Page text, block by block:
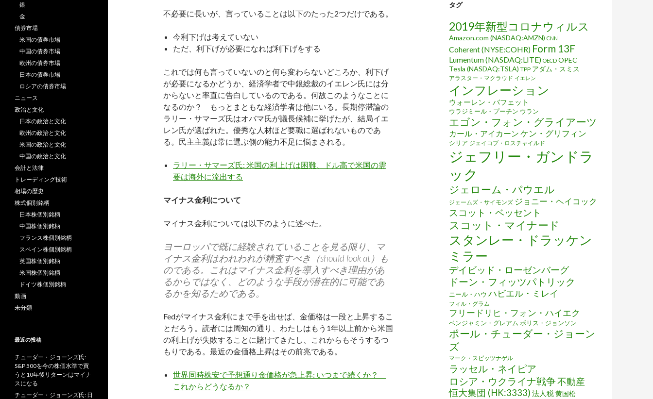
不必要に長いが、言っていることは以下のたった2つだけである。
今利下げは考えていない
ただ、利下げが必要になれば利下げをする
これでは何も言っていないのと何ら変わらないどころか、利下げ
が必要になるかどうか、経済学者で中銀総裁のイエレン氏には分
からないと率直に告白しているのである。何故このようなことに
なるのか？ もっとまともな経済学者は他にいる。長期停滞論の
ラリー・サマーズ氏はオバマ氏が議長候補に挙げたが、結局イエ
レン氏が選ばれた。優秀な人材ほど要職に選ばれないものであ
る。民主主義は常に選ぶ側の能力不足に悩まされる。
ラリー・サマーズ氏: 米国の利上げは困難、ドル高で米国の需
要は海外に流出する
マイナス金利について
マイナス金利については以下のように述べた。
ヨーロッパで既に経験されていることを見る限り、マ
イナス金利はわれわれが精査すべき（should look at）も
のである。これはマイナス金利を導入すべき理由があ
るからではなく、どのような手段が潜在的に可能であ
るかを知るためである。
Fedがマイナス金利にまで手を出せば、金価格は一段と上昇するこ
とだろう。読者には周知の通り、わたしはもう1年以上前から米国
の利上げが失敗することに賭けてきたし、これからもそうするつ
もりである。最近の金価格上昇はその前兆である。
世界同時株安で予想通り金価格が急上昇: いつまで続くか？
これからどうなるか？
タグ
2019年新型コロナウィルス
Amazon.com (NASDAQ:AMZN) CNN
Coherent (NYSE:COHR) Form 13F
Lumentum (NASDAQ:LITE) OECD OPEC
Tesla (NASDAQ:TSLA) TPP アダム・スミス
アラスター・マクラウド イエレン
インフレーション
ウォーレン・バフェット
ウラジミール・プーチン ウラン
エゴン・フォン・グライアーツ
カール・アイカーン ケン・グリフィン
シリア ジェイコブ・ロスチャイルド
ジェフリー・ガンドラ
ック
ジェローム・パウエル
ジェームズ・サイモンズ ジョニー・ヘイコック
スコット・ベッセント
スコット・マイナード
スタンレー・ドラッケン
ミラー
デイビッド・ローゼンバーグ
ドーン・フィッツパトリック
ニール・ハウ ハビエル・ミレイ
フィル・グラム
フリードリヒ・フォン・ハイエク
ベンジャミン・グレアム ボリス・ジョンソン
ポール・チューダー・ジョーン
ズ
マーク・スピッツナゲル
ラッセル・ネイピア
ロシア・ウクライナ戦争不動産
恒大集団 (HK:3333) 法人税黄国松
銀
金
債券市場
米国の債券市場
中国の債券市場
欧州の債券市場
日本の債券市場
ロシアの債券市場
ニュース
政治と文化
日本の政治と文化
欧州の政治と文化
米国の政治と文化
中国の政治と文化
会計と法律
トレーディング技術
相場の歴史
株式個別銘柄
日本株個別銘柄
中国株個別銘柄
フランス株個別銘柄
スペイン株個別銘柄
英国株個別銘柄
米国株個別銘柄
ドイツ株個別銘柄
動画
未分類
最近の投稿
チューダー・ジョーンズ氏:
S&P 500を今の株価水準で買
うと10年後リターンはマイナ
スになる
チューダー・ジョーンズ氏: 日